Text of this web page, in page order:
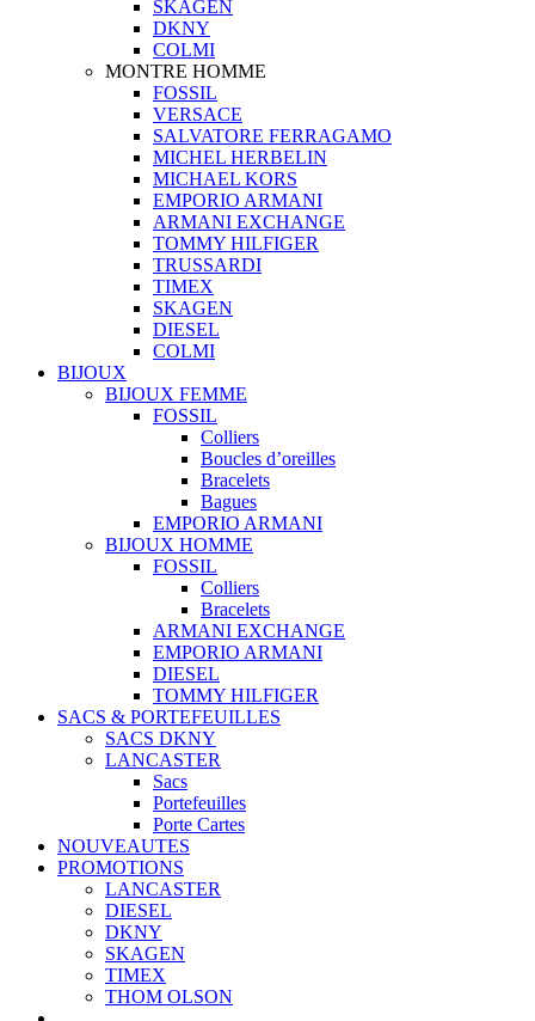
SKAGEN
DKNY
COLMI
MONTRE HOMME
FOSSIL
VERSACE
SALVATORE FERRAGAMO
MICHEL HERBELIN
MICHAEL KORS
EMPORIO ARMANI
ARMANI EXCHANGE
TOMMY HILFIGER
TRUSSARDI
TIMEX
SKAGEN
DIESEL
COLMI
BIJOUX
BIJOUX FEMME
FOSSIL
Colliers
Boucles d’oreilles
Bracelets
Bagues
EMPORIO ARMANI
BIJOUX HOMME
FOSSIL
Colliers
Bracelets
ARMANI EXCHANGE
EMPORIO ARMANI
DIESEL
TOMMY HILFIGER
SACS & PORTEFEUILLES
SACS DKNY
LANCASTER
Sacs
Portefeuilles
Porte Cartes
NOUVEAUTES
PROMOTIONS
LANCASTER
DIESEL
DKNY
SKAGEN
TIMEX
THOM OLSON